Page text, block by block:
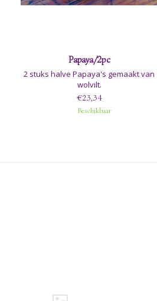
Papaya/2pc
2 stuks halve Papaya's gemaakt van
wolvilt.
€23,34
Beschikbaar